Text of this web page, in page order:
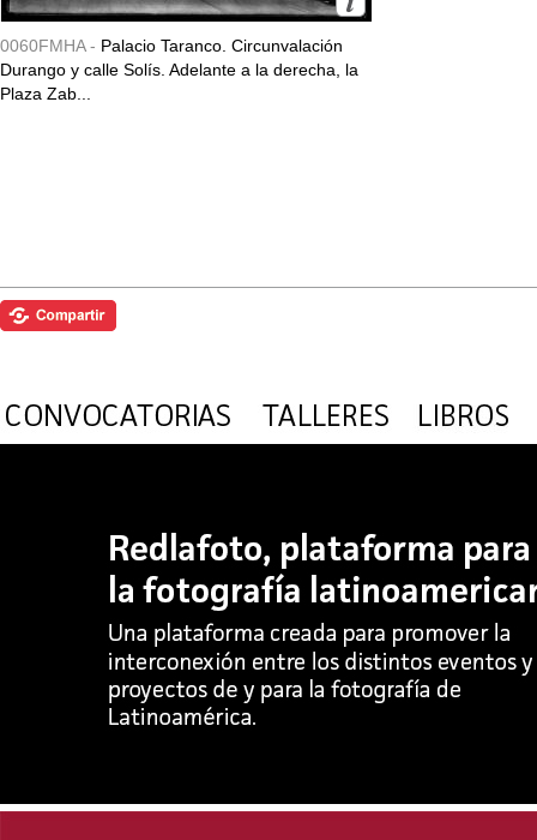
0060FMHA - Palacio Taranco. Circunvalación
Durango y calle Solís. Adelante a la derecha, la
Plaza Zab...